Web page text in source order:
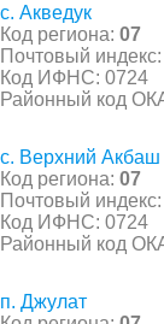
с. Акведук
Код региона: 07
Почтовый индекс:
Код ИФНС: 0724
Районный код
с. Верхний Акбаш
Код региона: 07
Почтовый индекс:
Код ИФНС: 0724
Районный код
п. Джулат